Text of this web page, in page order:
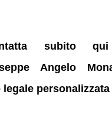
subito
Angelo